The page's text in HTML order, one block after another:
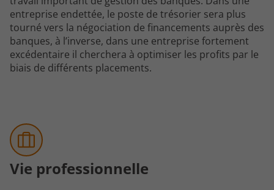
entreprise endettée, le poste de trésorier sera plus
tourné vers la négociation de financements auprès des
banques, à l’inverse, dans une entreprise fortement
excédentaire il cherchera à optimiser les profits par le
biais de différents placements.
Vie professionnelle